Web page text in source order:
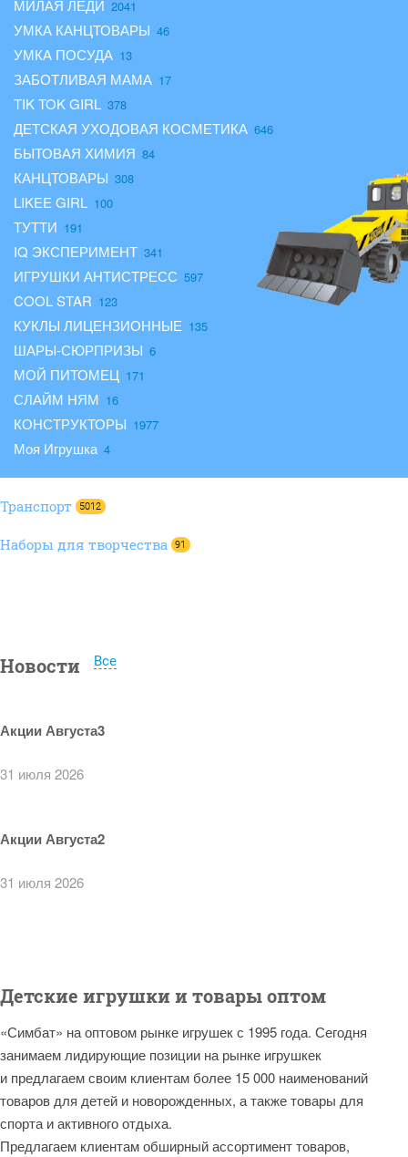
МИЛАЯ ЛЕДИ
УМКА КАНЦТОВАРЫ
УМКА ПОСУДА
ЗАБОТЛИВАЯ МАМА
TIK TOK GIRL
ДЕТСКАЯ УХОДОВАЯ КОСМЕТИКА
БЫТОВАЯ ХИМИЯ
КАНЦТОВАРЫ
LIKEE GIRL
ТУТТИ
IQ ЭКСПЕРИМЕНТ
ИГРУШКИ АНТИСТРЕСС
COOL STAR
КУКЛЫ ЛИЦЕНЗИОННЫЕ
ШАРЫ-СЮРПРИЗЫ
МОЙ ПИТОМЕЦ
СЛАЙМ НЯМ
КОНСТРУКТОРЫ
Моя Игрушка
Транспорт 5012
Наборы для творчества 91
Новости Все
Акции Августа3
31 июля 2026
Акции Августа2
31 июля 2026
Детские игрушки и товары оптом
«Симбат» на оптовом рынке игрушек с 1995 года. Сегодня
занимаем лидирующие позиции на рынке игрушкек
и предлагаем своим клиентам более 15 000 наименований
товаров для детей и новорожденных, а также товары для
спорта и активного отдыха.
Предлагаем клиентам обширный ассортимент товаров,